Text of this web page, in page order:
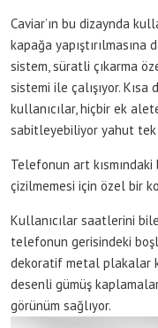
Caviar’ın bu dizaynda
kapağa yapıştırılmasına
sistem, süratli çıkarma
sistemi ile çalışıyor.
kullanıcılar, hiçbir ek
sabitleyebiliyor yahut
Telefonun art
çizilmemesi için özel bir
Kullanıcılar saatlerini
telefonun gerisindeki
dekoratif metal plakalar
desenli gümüş
görünüm sağlıyor.